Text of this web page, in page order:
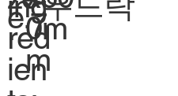
7
red
ien
e.
. 0m
m